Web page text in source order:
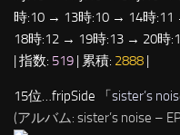
時:10 → 13時:10 → 14時
18時:12 → 19時:13 → 20時
| 指数: 519 | 累積: 2888 |
15位…fripSide 「sister’s
(アルバム: sister’s noise –